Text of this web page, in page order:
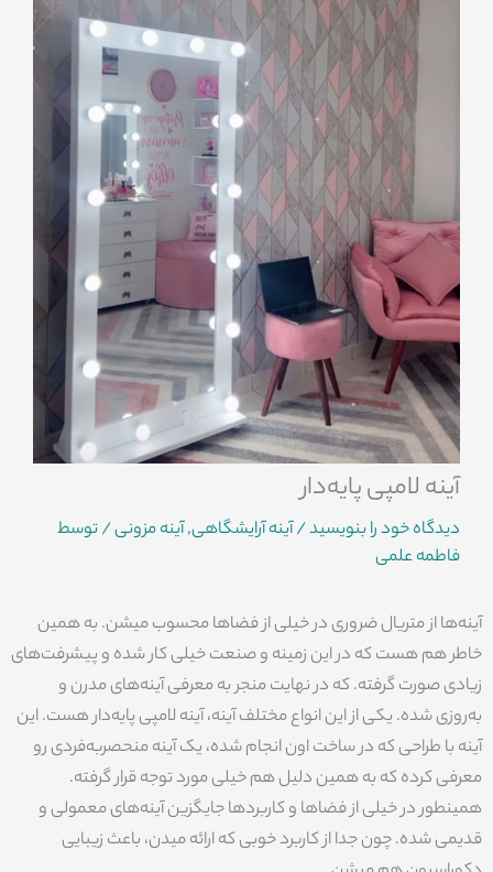
آینه لامپی پایه‌دار
دیدگاه‌ خود را بنویسید/آینه آرایشگاهی,آینه مزونی/ توسط
فاطمه علمی
آینه‌ها از متریال ضروری در خیلی از فضاها محسوب میشن. به همین
خاطر هم هست که در این زمینه و صنعت خیلی کار شده و پیشرفت‌های
زیادی صورت گرفته. که در نهایت منجر به معرفی آینه‌های مدرن و
به‌روزی شده. یکی از این انواع مختلف آینه، آینه لامپی پایه‌دار هست. این
آینه با طراحی که در ساخت اون انجام شده، یک آینه منحصربه‌فردی رو
معرفی کرده که به همین دلیل هم خیلی مورد توجه قرار گرفته.
همینطور در خیلی از فضاها و کاربردها جایگزین آینه‌های معمولی و
قدیمی شده. چون جدا از کاربرد خوبی که ارائه میدن، باعث زیبایی